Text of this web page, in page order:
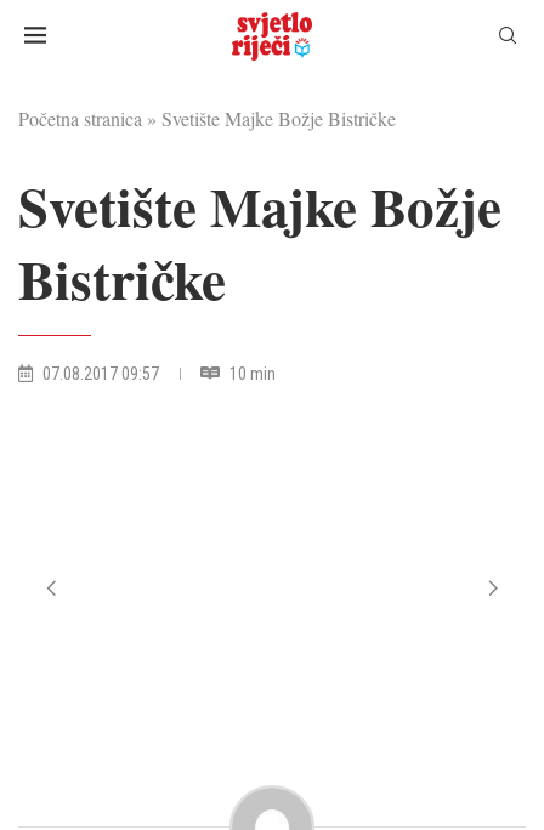
Početna stranica » Svetište Majke Božje Bistričke
Svetište Majke Božje
Bistričke
07.08.2017 09:57 10 min